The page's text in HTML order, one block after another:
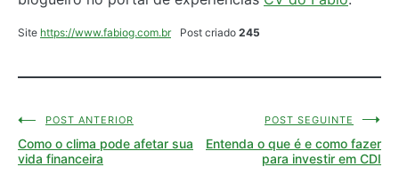
Site https://www.fabiog.com.br Post criado 245
Navegação
de
POST ANTERIOR
Como o clima pode afetar sua
vida financeira
POST SEGUINTE
Entenda o que é e como fazer
para investir em CDI